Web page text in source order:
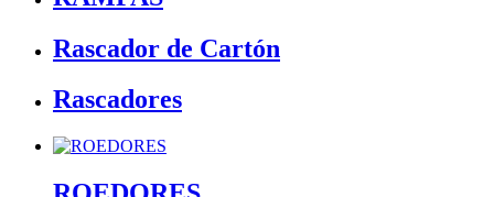
Rascador de Cartón
Rascadores